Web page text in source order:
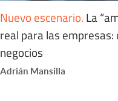
Nuevo escenario. La
real para las
negocios
Adrián Mansilla